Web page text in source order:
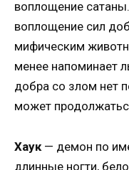
воплощение
воплощение сил
мифическим
менее напоминает
добра со злом нет
может
Хаук— демон по
длинные ногти,